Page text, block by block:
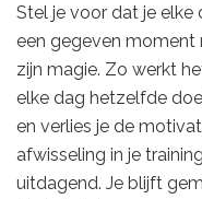
Stel je voor dat je elke
een gegeven moment
zijn magie. Zo werkt
elke dag hetzelfde
en verlies je de
afwisseling in je
uitdagend. Je blijft